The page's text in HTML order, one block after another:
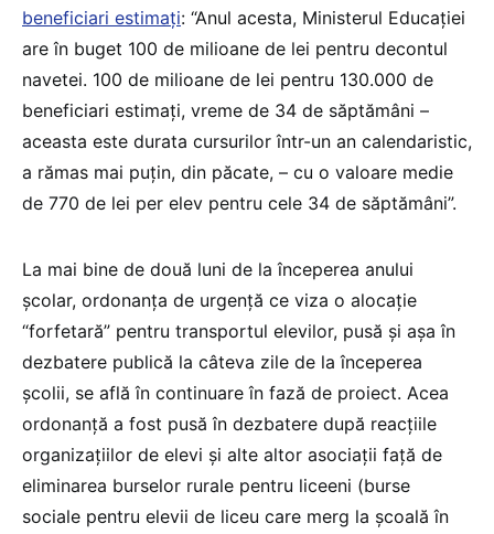
beneficiari estimați: “Anul acesta, Ministerul Educației
are în buget 100 de milioane de lei pentru decontul
navetei. 100 de milioane de lei pentru 130.000 de
beneficiari estimați, vreme de 34 de săptămâni –
aceasta este durata cursurilor într-un an calendaristic,
a rămas mai puțin, din păcate, – cu o valoare medie
de 770 de lei per elev pentru cele 34 de săptămâni”.
La mai bine de două luni de la începerea anului
școlar, ordonanța de urgență ce viza o alocație
“forfetară” pentru transportul elevilor, pusă și așa în
dezbatere publică la câteva zile de la începerea
școlii, se află în continuare în fază de proiect. Acea
ordonanță a fost pusă în dezbatere după reacțiile
organizațiilor de elevi și alte altor asociații față de
eliminarea burselor rurale pentru liceeni (burse
sociale pentru elevii de liceu care merg la școală în